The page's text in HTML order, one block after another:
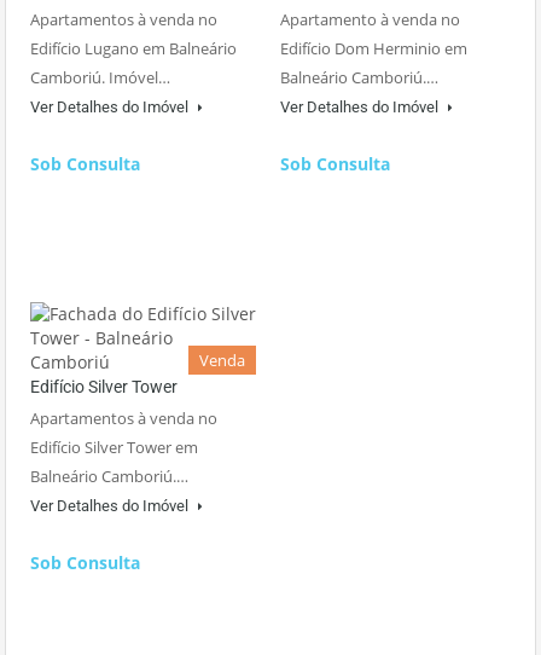
Apartamentos à venda no
Edifício Lugano em Balneário
Camboriú. Imóvel…
Ver Detalhes do Imóvel
Sob Consulta
Apartamento à venda no
Edifício Dom Herminio em
Balneário Camboriú.…
Ver Detalhes do Imóvel
Sob Consulta
Venda
Edifício Silver Tower
Apartamentos à venda no
Edifício Silver Tower em
Balneário Camboriú.…
Ver Detalhes do Imóvel
Sob Consulta